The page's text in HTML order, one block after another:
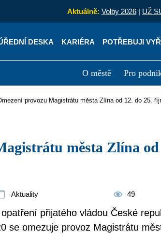
Aktuálně: Volby 2026 | UŽ
DESKA KARIÉRA POTŘEBUJI
O městě Pro
Úřední deska
Omezení provozu Magistrátu města Zlína od 12. do 25.
Aktuality 49
přijatého vládou České
se omezuje provoz Magistrátu